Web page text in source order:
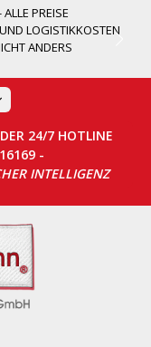
PREISE
LOGISTIKKOSTEN
ANDERS
24/7 HOTLINE
-
INTELLIGENZ